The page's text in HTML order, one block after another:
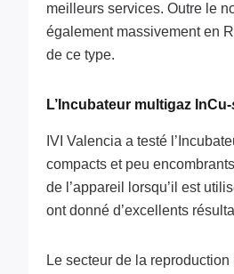
meilleurs services. Outre le
également massivement en
de ce type.
L’Incubateur multigaz InCu-
IVI Valencia a testé
compacts et peu
de l’appareil lorsqu’il est
ont donné d’excellents
Le secteur de la